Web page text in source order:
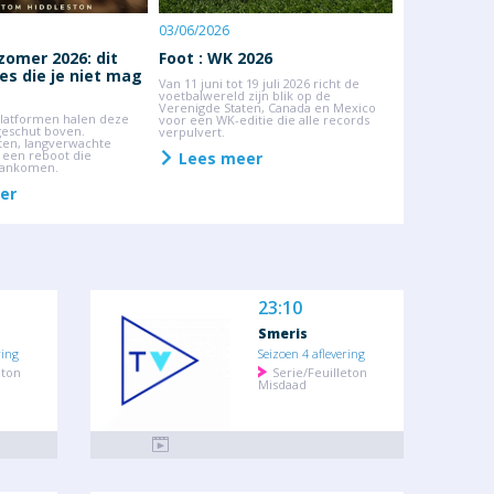
2026: dit
die je niet mag
halen deze
boven.
langverwachte
een reboot die
03/06/2026
Foot : WK 2026
Van 11 juni tot 19 juli 2026 richt de
voetbalwereld zijn blik op de
Verenigde Staten, Canada en Mexico
voor een WK-editie die alle records
verpulvert.
Lees meer
23:10
Smeris
Seizoen 4 aflevering
Serie/Feuilleton
Misdaad